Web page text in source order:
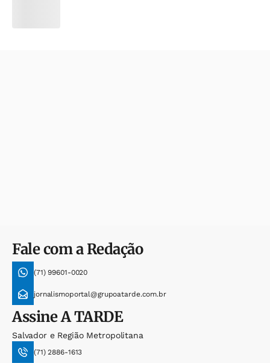
Fale com a Redação
(71) 99601-0020
jornalismoportal@grupoatarde.com.br
AssineA TARDE
Salvador e Região Metropolitana
(71) 2886-1613